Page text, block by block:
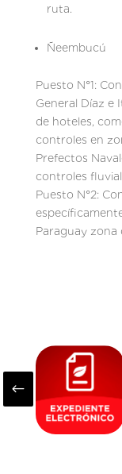
ruta.
Ñeembucú
Puesto N°1:
General Díaz e
de hoteles,
controles en
Prefectos
controles
Puesto N°2:
Paraguay zona
#